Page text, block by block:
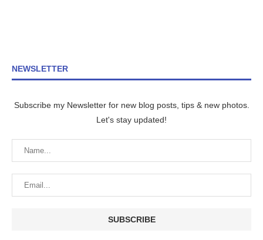
NEWSLETTER
Subscribe my Newsletter for new blog posts, tips & new photos.
Let's stay updated!